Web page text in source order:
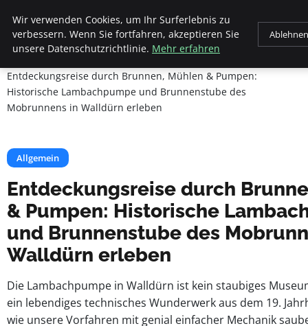
Beyond Surface
Entdeckungsreise durch Brunnen, Mühlen & Pumpen:
Historische Lambachpumpe und Brunnenstube des
Mobrunnens in Walldürn erleben
Allgemein
Entdeckungsreise durch
& Pumpen: Historische
und Brunnenstube des
Walldürn erleben
Die Lambachpumpe in Walldürn ist kein staubiges
ein lebendiges technisches Wunderwerk aus dem 19.
wie unsere Vorfahren mit genial einfacher Mechanik
Wir verwenden Cookies, um Ihr Surferlebnis zu
verbessern. Wenn Sie fortfahren, akzeptieren Sie
unsere Datenschutzrichtlinie. Mehr erfahren
Ablehnen